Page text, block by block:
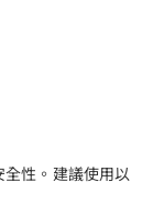
性。建議使用以